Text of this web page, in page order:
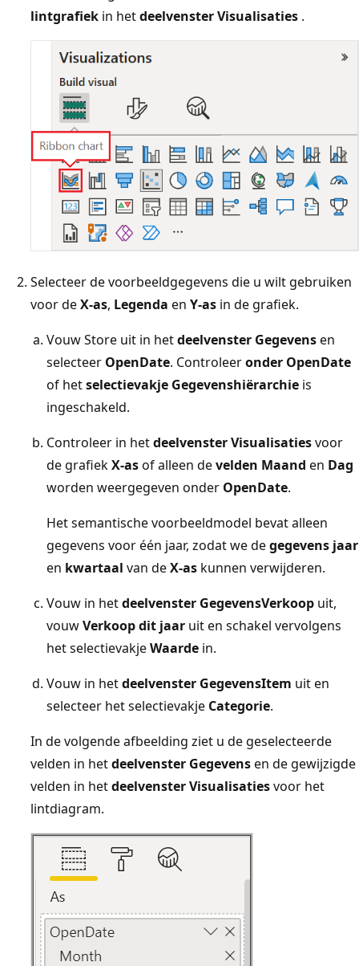
lintgrafiek in hetdeelvenster Visualisaties .
Selecteer de voorbeeldgegevens die u wilt gebruiken
voor deX-as, Legenda en Y-as in de grafiek.
Vouw Store uit in hetdeelvenster Gegevensen
selecteer OpenDate. Controleeronder OpenDate
of hetselectievakje Gegevenshiërarchie is
ingeschakeld.
Controleer in hetdeelvenster Visualisatiesvoor
de grafiekX-asof alleen develden Maand en Dag
worden weergegeven onder OpenDate.
Het semantische voorbeeldmodel bevat alleen
gegevens voor één jaar, zodat we degegevens jaar
en kwartaal van deX-as kunnen verwijderen.
Vouw in hetdeelvenster GegevensVerkoop uit,
vouwVerkoop dit jaar uit en schakel vervolgens
het selectievakjeWaarde in.
Vouw in hetdeelvenster GegevensItem uit en
selecteer het selectievakje Categorie.
In de volgende afbeelding ziet u de geselecteerde
velden in hetdeelvenster Gegevensen de gewijzigde
velden in hetdeelvenster Visualisatiesvoor het
lintdiagram.